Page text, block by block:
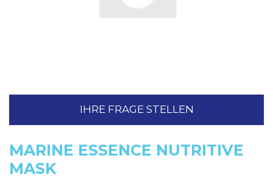
IHRE FRAGE STELLEN
MARINE ESSENCE NUTRITIVE
MASK